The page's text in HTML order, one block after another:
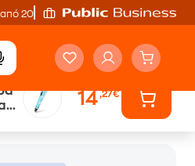
20'
14,27€